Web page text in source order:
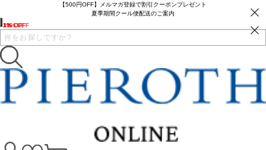
【500円OFF】メルマガ登録で割引クーポンプレゼント
夏季期間クール便配送のご案内
1% OFF
1% OFF
1% OFF
32% OFF
1% OFF